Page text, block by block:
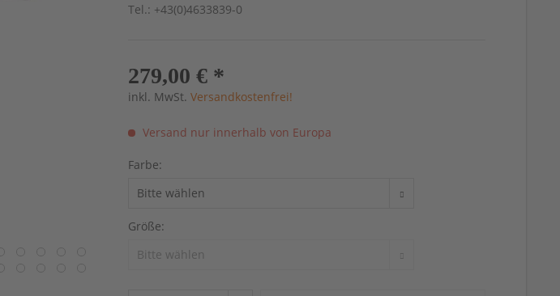
Tel.: +43(0)4633839-0
279,00 € *
inkl. MwSt.Versandkostenfrei!
Versand nur innerhalb von Europa
Farbe:
Größe: